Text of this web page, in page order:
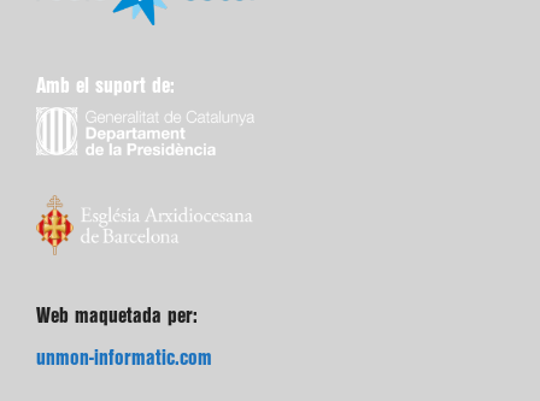
Amb el suport de:
Web maquetada per:
unmon-informatic.com